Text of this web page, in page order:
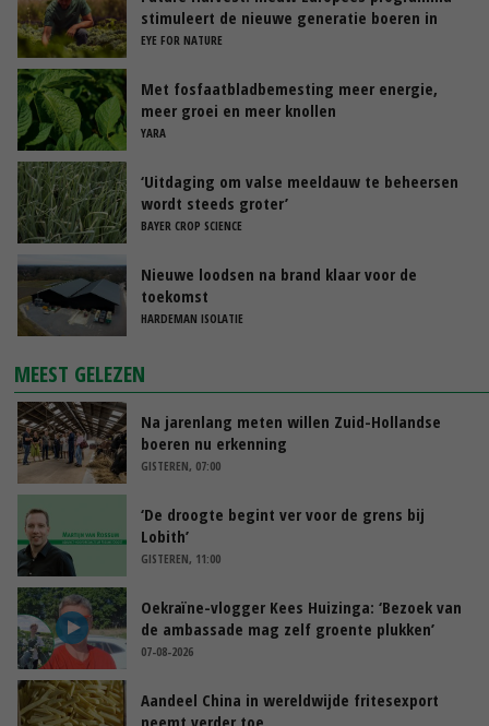
stimuleert de nieuwe generatie boeren in
Nederland
EYE FOR NATURE
Met fosfaatbladbemesting meer energie,
meer groei en meer knollen
YARA
‘Uitdaging om valse meeldauw te beheersen
wordt steeds groter’
BAYER CROP SCIENCE
Nieuwe loodsen na brand klaar voor de
toekomst
HARDEMAN ISOLATIE
MEEST GELEZEN
Na jarenlang meten willen Zuid-Hollandse
boeren nu erkenning
GISTEREN, 07:00
‘De droogte begint ver voor de grens bij
Lobith’
GISTEREN, 11:00
Oekraïne-vlogger Kees Huizinga: ‘Bezoek van
de ambassade mag zelf groente plukken’
07-08-2026
Aandeel China in wereldwijde fritesexport
neemt verder toe